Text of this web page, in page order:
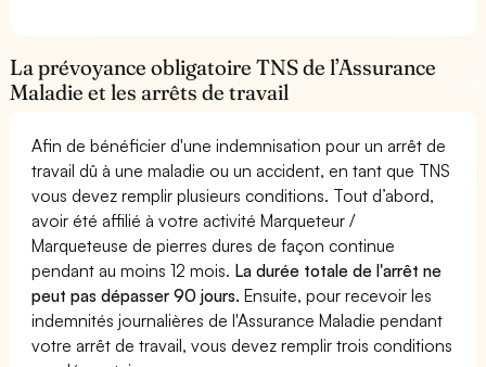
La prévoyance obligatoire TNS de l’Assurance
Maladie et les arrêts de travail
Afin de bénéficier d'une indemnisation pour un arrêt de
travail dû à une maladie ou un accident, en tant que TNS
vous devez remplir plusieurs conditions. Tout d’abord,
avoir été affilié à votre activité Marqueteur /
Marqueteuse de pierres dures de façon continue
pendant au moins 12 mois. La durée totale de l'arrêt ne
peut pas dépasser 90 jours. Ensuite, pour recevoir les
indemnités journalières de l'Assurance Maladie pendant
votre arrêt de travail, vous devez remplir trois conditions